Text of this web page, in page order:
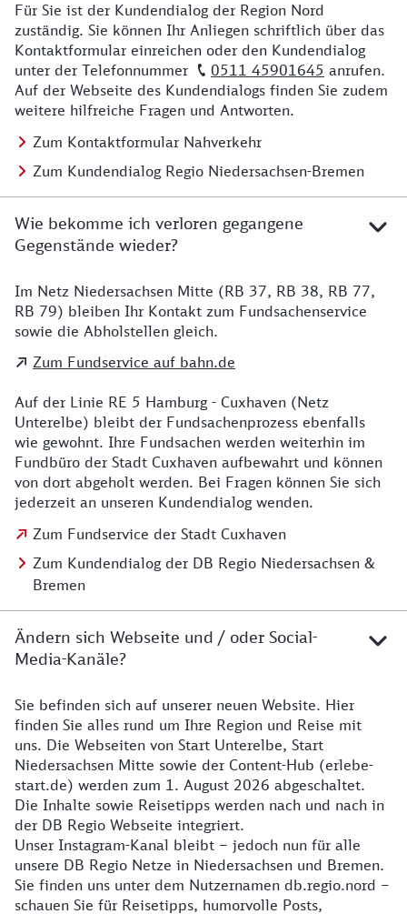
Details zu Kontakt
Für Sie ist der Kundendialog der Region Nord
zuständig. Sie können Ihr Anliegen schriftlich über das
Kontaktformular einreichen oder den Kundendialog
unter der Telefonnummer
0511 45901645 anrufen.
Auf der Webseite des Kundendialogs finden Sie zudem
weitere hilfreiche Fragen und Antworten.
Zum Kontaktformular Nahverkehr
Zum Kundendialog Regio Niedersachsen-Bremen
Wie bekomme ich verloren gegangene
Gegenstände wieder?
Details zu Kontakt
Im Netz Niedersachsen Mitte (RB 37, RB 38, RB 77,
RB 79) bleiben Ihr Kontakt zum Fundsachenservice
sowie die Abholstellen gleich.
Zum Fundservice auf bahn.de
Auf der Linie RE 5 Hamburg - Cuxhaven (Netz
Unterelbe) bleibt der Fundsachenprozess ebenfalls
wie gewohnt. Ihre Fundsachen werden weiterhin im
Fundbüro der Stadt Cuxhaven aufbewahrt und können
von dort abgeholt werden. Bei Fragen können Sie sich
jederzeit an unseren Kundendialog wenden.
Zum Fundservice der Stadt Cuxhaven
Zum Kundendialog der DB Regio Niedersachsen &
Bremen
Ändern sich Webseite und / oder Social-
Media-Kanäle?
Details zur Website
Sie befinden sich auf unserer neuen Website. Hier
finden Sie alles rund um Ihre Region und Reise mit
uns. Die Webseiten von Start Unterelbe, Start
Niedersachsen Mitte sowie der Content-Hub (erlebe-
start.de) werden zum 1. August 2026 abgeschaltet.
Die Inhalte sowie Reisetipps werden nach und nach in
der DB Regio Webseite integriert.
Unser Instagram-Kanal bleibt – jedoch nun für alle
unsere DB Regio Netze in Niedersachsen und Bremen.
Sie finden uns unter dem Nutzernamen db.regio.nord –
schauen Sie für Reisetipps, humorvolle Posts,